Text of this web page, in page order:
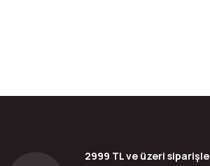
2999 TL ve üzeri